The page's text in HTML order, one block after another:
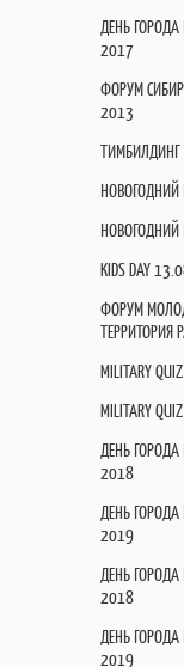
ДЕНЬ
2017
ФОРУМ
2013
НОВОГОДНИЙ
KIDS DAY
ФОРУМ
ТЕРРИТОРИЯ
MILITARY
MILITARY
ДЕНЬ
2018
ДЕНЬ
2019
ДЕНЬ
2018
ДЕНЬ
2019